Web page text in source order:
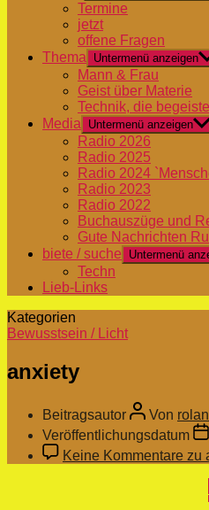
Termine
jetzt
offene Fragen
Thema
Untermenü anzeigen
Mann & Frau
Geist über Materie
Technik, die
Media
Untermenü anzeigen
Radio 2026
Radio 2025
Radio 2024
Radio 2023
Radio 2022
Buchauszüge und
Gute Nachrichten
biete / suche
Untermenü
Techn
Lieb-Links
Kategorien
Bewusstsein / Licht
anxiety
Beitragsautor Von
Veröffentlichungsdatum
Keine Kommentare zu